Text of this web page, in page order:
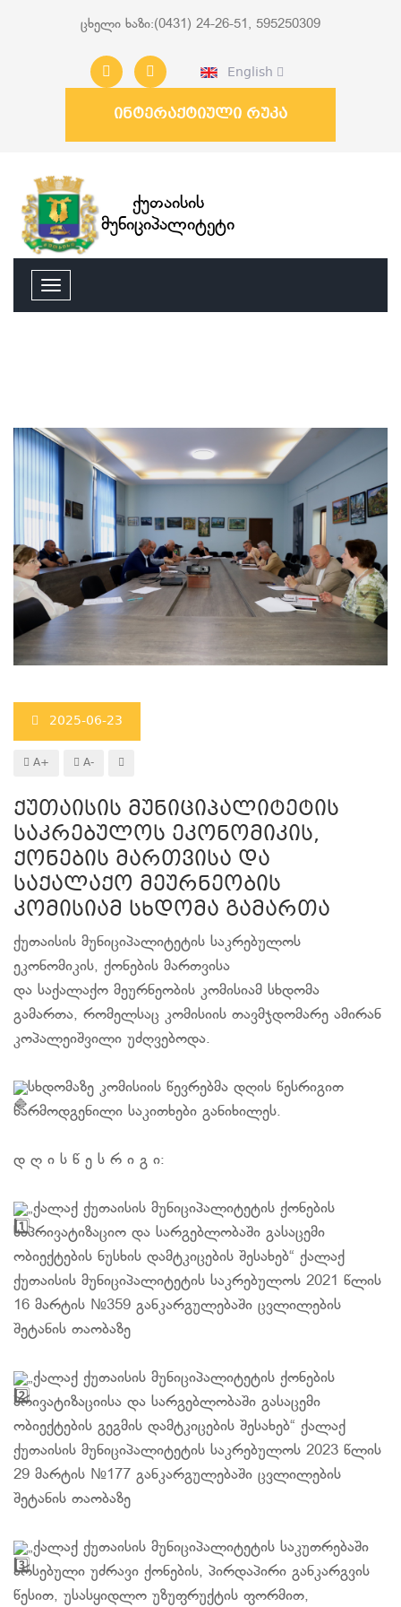
ცხელი ხაზი:(0431) 24-26-51, 595250309
English
ინტერაქტიული რუკა
ქუთაისის
მუნიციპალიტეტი
2025-06-23
A+ A-
ქუთაისის მუნიციპალიტეტის
საკრებულოს ეკონომიკის,
ქონების მართვისა და
საქალაქო მეურნეობის
კომისიამ სხდომა გამართა
ქუთაისის მუნიციპალიტეტის საკრებულოს
ეკონომიკის, ქონების მართვისა
და საქალაქო მეურნეობის კომისიამ სხდომა
გამართა, რომელსაც კომისიის თავმჯდომარე ამირან
კოპალეიშვილი უძღვებოდა.
სხდომაზე კომისიის წევრებმა დღის წესრიგით
წარმოდგენილი საკითხები განიხილეს.
დ ღ ი ს წ ე ს რ ი გ ი:
„ქალაქ ქუთაისის მუნიციპალიტეტის ქონების
საპრივატიზაციო და სარგებლობაში გასაცემი
ობიექტების ნუსხის დამტკიცების შესახებ“ ქალაქ
ქუთაისის მუნიციპალიტეტის საკრებულოს 2021 წლის
16 მარტის №359 განკარგულებაში ცვლილების
შეტანის თაობაზე
„ქალაქ ქუთაისის მუნიციპალიტეტის ქონების
პრივატიზაციისა და სარგებლობაში გასაცემი
ობიექტების გეგმის დამტკიცების შესახებ“ ქალაქ
ქუთაისის მუნიციპალიტეტის საკრებულოს 2023 წლის
29 მარტის №177 განკარგულებაში ცვლილების
შეტანის თაობაზე
„ქალაქ ქუთაისის მუნიციპალიტეტის საკუთრებაში
არსებული უძრავი ქონების, პირდაპირი განკარგვის
წესით, უსასყიდლო უზუფრუქტის ფორმით,